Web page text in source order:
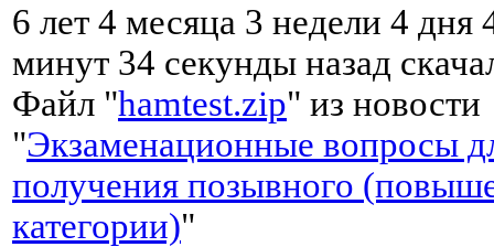
6 лет 4 месяца 3 недели 4 дня
минут 34 секунды назад
Файл "hamtest.zip" из новости
"Экзаменационные вопросы
получения позывного
категории)"